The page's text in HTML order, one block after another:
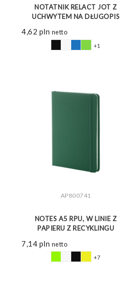
NOTATNIK RELACT JOT Z
UCHWYTEM NA DŁUGOPIS
4,62 pln netto
+1
ZOBACZ WIĘCEJ
AP800741
NOTES A5 RPU, W LINIE Z
PAPIERU Z RECYKLINGU
7,14 pln netto
+7